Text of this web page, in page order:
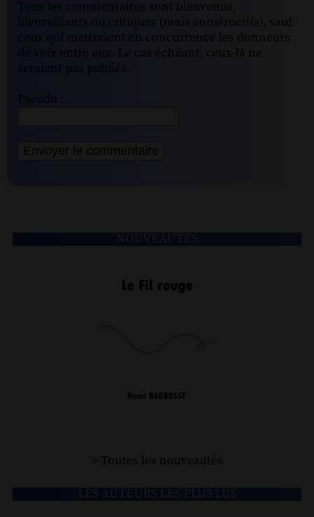
Tous les commentaires sont bienvenus,
bienveillants ou critiques (mais constructifs), sauf
ceux qui mettraient en concurrence les donneurs
de voix entre eux. Le cas échéant, ceux-là ne
seraient pas publiés.
Pseudo :
> Toutes les nouveautés